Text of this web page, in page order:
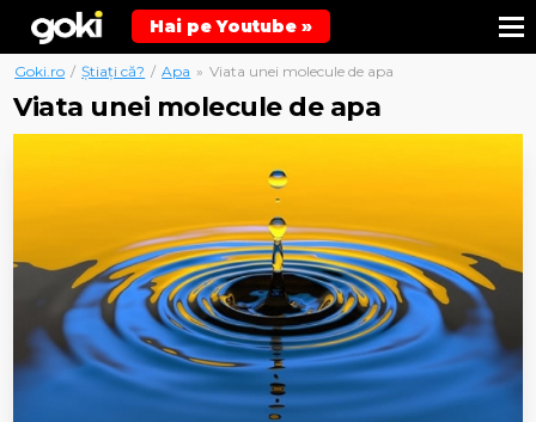
Hai pe Youtube »
Goki.ro / Știați că? / Apa » Viata unei molecule de apa
Viata unei molecule de apa